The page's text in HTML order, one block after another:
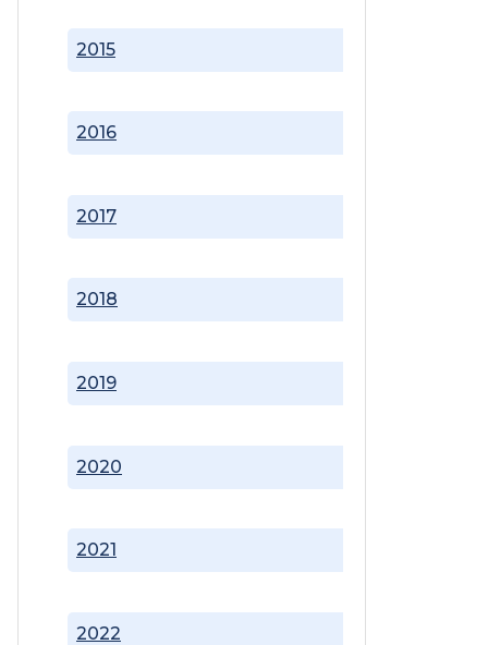
2015
2016
2017
2018
2019
2020
2021
2022